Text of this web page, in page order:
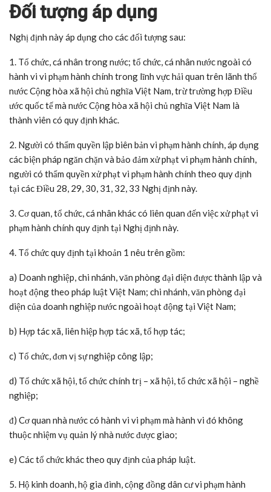
Đối tượng áp dụng
Nghị định này áp dụng cho các đối tượng sau:
1. Tổ chức, cá nhân trong nước; tổ chức, cá nhân nước ngoài có
hành vi vi phạm hành chính trong lĩnh vực hải quan trên lãnh thổ
nước Cộng hòa xã hội chủ nghĩa Việt Nam, trừ trường hợp Điều
ước quốc tế mà nước Cộng hòa xã hội chủ nghĩa Việt Nam là
thành viên có quy định khác.
2. Người có thẩm quyền lập biên bản vi phạm hành chính, áp dụng
các biện pháp ngăn chặn và bảo đảm xử phạt vi phạm hành chính,
người có thẩm quyền xử phạt vi phạm hành chính theo quy định
tại các Điều 28, 29, 30, 31, 32, 33 Nghị định này.
3. Cơ quan, tổ chức, cá nhân khác có liên quan đến việc xử phạt vi
phạm hành chính quy định tại Nghị định này.
4. Tổ chức quy định tại khoản 1 nêu trên gồm:
a) Doanh nghiệp, chi nhánh, văn phòng đại diện được thành lập và
hoạt động theo pháp luật Việt Nam; chi nhánh, văn phòng đại
diện của doanh nghiệp nước ngoài hoạt động tại Việt Nam;
b) Hợp tác xã, liên hiệp hợp tác xã, tổ hợp tác;
c) Tổ chức, đơn vị sự nghiệp công lập;
d) Tổ chức xã hội, tổ chức chính trị – xã hội, tổ chức xã hội – nghề
nghiệp;
đ) Cơ quan nhà nước có hành vi vi phạm mà hành vi đó không
thuộc nhiệm vụ quản lý nhà nước được giao;
e) Các tổ chức khác theo quy định của pháp luật.
5. Hộ kinh doanh, hộ gia đình, cộng đồng dân cư vi phạm hành